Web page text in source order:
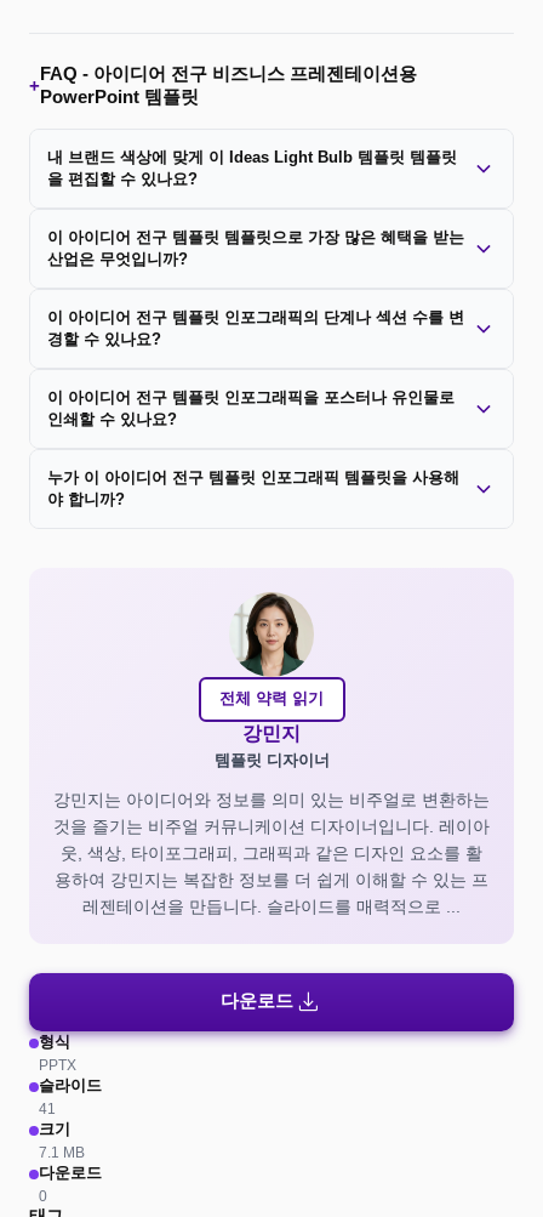
+
FAQ - 아이디어 전구 비즈니스 프레젠테이션용
PowerPoint 템플릿
내 브랜드 색상에 맞게 이 Ideas Light Bulb 템플릿 템플릿
을 편집할 수 있나요?
이 아이디어 전구 템플릿 템플릿으로 가장 많은 혜택을 받는
산업은 무엇입니까?
이 아이디어 전구 템플릿 인포그래픽의 단계나 섹션 수를 변
경할 수 있나요?
이 아이디어 전구 템플릿 인포그래픽을 포스터나 유인물로
인쇄할 수 있나요?
누가 이 아이디어 전구 템플릿 인포그래픽 템플릿을 사용해
야 합니까?
전체 약력 읽기
강민지
템플릿 디자이너
강민지는 아이디어와 정보를 의미 있는 비주얼로 변환하는
것을 즐기는 비주얼 커뮤니케이션 디자이너입니다. 레이아
웃, 색상, 타이포그래피, 그래픽과 같은 디자인 요소를 활
용하여 강민지는 복잡한 정보를 더 쉽게 이해할 수 있는 프
레젠테이션을 만듭니다. 슬라이드를 매력적으로 ...
다운로드 download
형식
PPTX
슬라이드
41
크기
7.1 MB
다운로드
0